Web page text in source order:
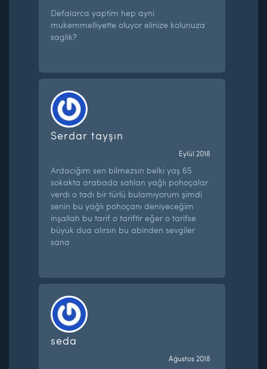
Defalarca yaptim hep ayni
mukemmelliyette oluyor elinize kolunuza
saglik?
Serdar tayşın
Eylül 2018
Ardacığım sen bilmezsin belki yaş 65
sokakta arabada satılan yağlı pohoçalar
verdı o tadı bir türlü bulamıyorum şimdi
senin bu yağlı pohoçanı deniyeceğim
inşallah bu tarif o tariftir eğer o tarifse
büyük dua alırsın bu abinden sevgiler
sana
seda
Ağustos 2018